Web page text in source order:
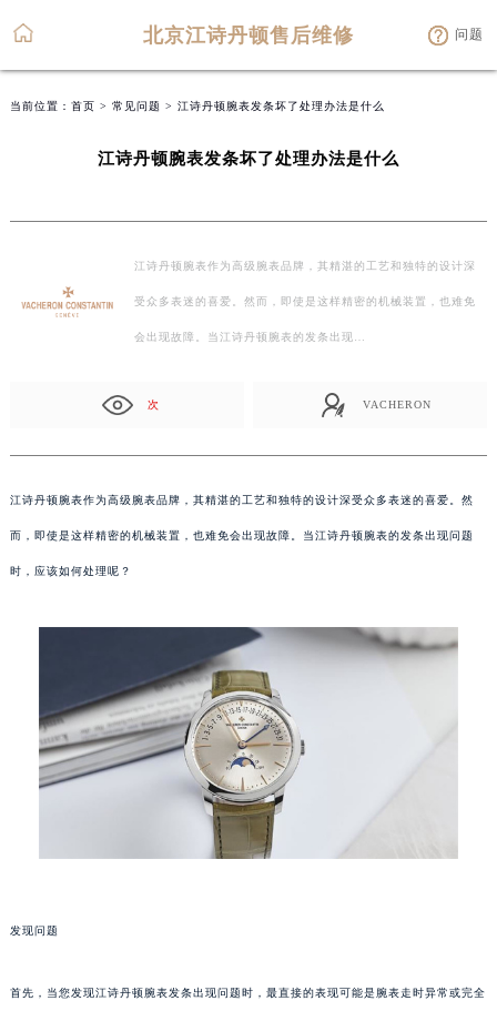
北京江诗丹顿售后维修 问题
当前位置： 首页 > 常见问题 > 江诗丹顿腕表发条坏了处理办法是什么
江诗丹顿腕表发条坏了处理办法是什么
江诗丹顿腕表作为高级腕表品牌，其精湛的工艺和独特的设计深
受众多表迷的喜爱。然而，即使是这样精密的机械装置，也难免
会出现故障。当江诗丹顿腕表的发条出现…
次 VACHERON
江诗丹顿腕表作为高级腕表品牌，其精湛的工艺和独特的设计深受众多表迷的喜爱。然
而，即使是这样精密的机械装置，也难免会出现故障。当江诗丹顿腕表的发条出现问题
时，应该如何处理呢？
发现问题
首先，当您发现江诗丹顿腕表发条出现问题时，最直接的表现可能是腕表走时异常或完全